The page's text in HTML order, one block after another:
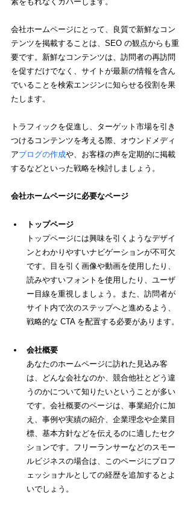
会社ホームページにとって、良質で新鮮なコン
テンツを掲載することは、SEO の観点からも重
要です。新鮮なコンテンツは、訪問者の再訪問
を促すだけでなく、サイトが最新の情報を含ん
でいることを検索エンジンに知らせる役割を果
たします。
トラフィックを促進し、ターゲット市場を引き
つけるコンテンツを考える際、オウンドメディ
アブログの作成や、お客様の声を定期的に掲載
するなどといった戦略を検討しましょう。
会社ホームページに必要なページ
トップページ
トップページには興味を引くようなデザイ
ンとわかりやすいナビゲーションが不可欠
です。目を引く画像や動画を使用したり、
読みやすいフォントを使用したり、ユーザ
ー目線を重視しましょう。また、訪問者が
サイト内で次のステップへと進めるよう、
戦略的な CTA を配置する必要があります。
会社概要
あなたのホームページに訪れた見込み客
は、どんな会社なのか、競合他社とどう違
うのかについて知りたいということが多い
です。会社概要のページは、事業紹介に加
え、事例や実績の紹介、企業理念や企業目
標、基本方針などを伝えるのに適したセク
ションです。フリーランサーなどのスモー
ルビジネスの場合は、このページにプロフ
ェッショナルとしての経歴を追加するとよ
いでしょう。